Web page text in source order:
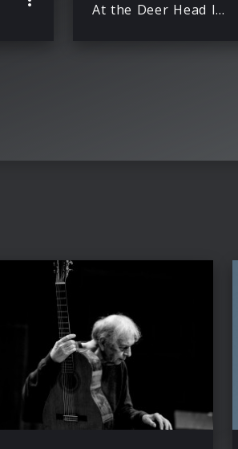
At the Deer Head Inn – The Complete Recordings (Limited Edition)